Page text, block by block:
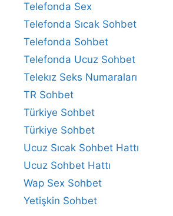
Telefonda Sex
Telefonda Sıcak Sohbet
Telefonda Sohbet
Telefonda Ucuz Sohbet
Telekız Seks Numaraları
TR Sohbet
Türkiye Sohbet
Türkiye Sohbet
Ucuz Sıcak Sohbet Hattı
Ucuz Sohbet Hattı
Wap Sex Sohbet
Yetişkin Sohbet